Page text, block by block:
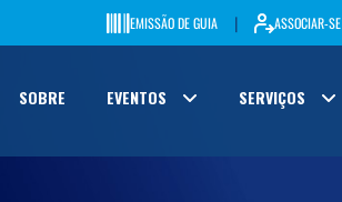
EMISSÃO DE GUIA | ASSOCIAR-SE
SOBRE EVENTOS SERVIÇOS